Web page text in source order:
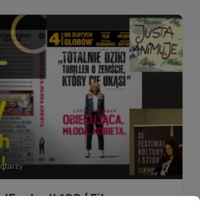
odc. # 102 / Filmy o